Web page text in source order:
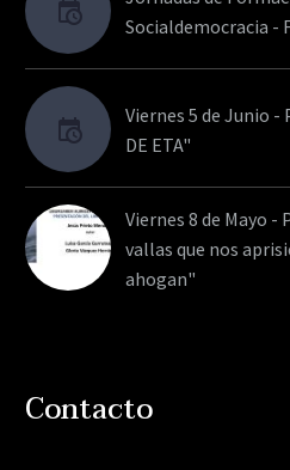
Socialdemocracia -
Viernes 5 de Junio
DE ETA"
Viernes 8 de Mayo
vallas que nos
ahogan"
Contacto